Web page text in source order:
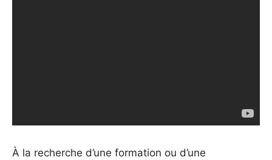
À la recherche d’une formation ou d’une